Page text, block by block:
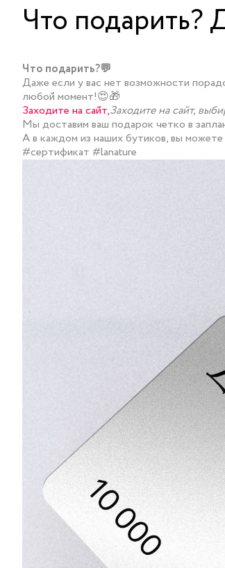
Что подарить?
Что подарить?💬
Даже если у вас нет возможности
любой момент!😍🎁
Заходите на сайт,Заходите на сайт,
Мы доставим ваш подарок четко в
А в каждом из наших бутиков, вы
#сертификат #lanature